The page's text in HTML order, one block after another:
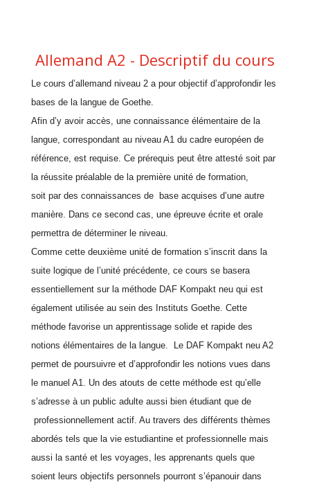
Allemand A2 - Descriptif du cours
Le cours d’allemand niveau 2 a pour objectif d’approfondir les
bases de la langue de Goethe.
Afin d’y avoir accès, une connaissance élémentaire de la
langue, correspondant au niveau A1 du cadre européen de
référence, est requise. Ce prérequis peut être attesté soit par
la réussite préalable de la première unité de formation,
soit par des connaissances de base acquises d’une autre
manière. Dans ce second cas, une épreuve écrite et orale
permettra de déterminer le niveau.
Comme cette deuxième unité de formation s’inscrit dans la
suite logique de l’unité précédente, ce cours se basera
essentiellement sur la méthode DAF Kompakt neu qui est
également utilisée au sein des Instituts Goethe. Cette
méthode favorise un apprentissage solide et rapide des
notions élémentaires de la langue. Le DAF Kompakt neu A2
permet de poursuivre et d’approfondir les notions vues dans
le manuel A1. Un des atouts de cette méthode est qu’elle
s’adresse à un public adulte aussi bien étudiant que de
professionnellement actif. Au travers des différents thèmes
abordés tels que la vie estudiantine et professionnelle mais
aussi la santé et les voyages, les apprenants quels que
soient leurs objectifs personnels pourront s’épanouir dans